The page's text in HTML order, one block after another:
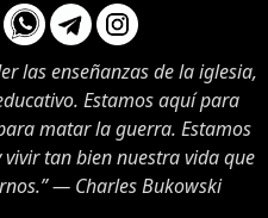
las enseñanzas de la iglesia,
Estamos aquí para
matar la guerra. Estamos
tan bien nuestra vida que
― Charles Bukowski